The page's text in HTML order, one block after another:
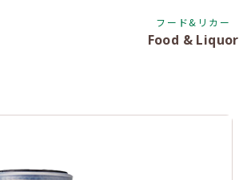
フード&リカー
Food & Liquor